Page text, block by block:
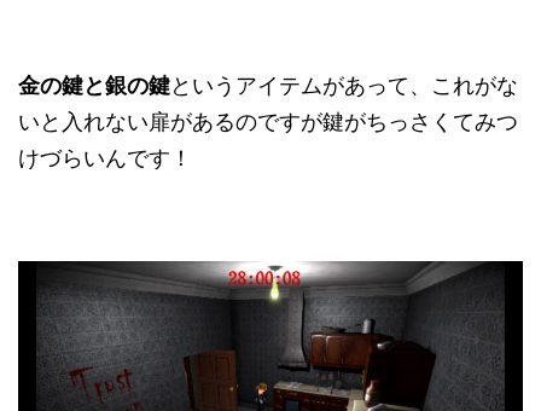
金の鍵と銀の鍵というアイテムがあって、これがな
いと入れない扉があるのですが鍵がちっさくてみつ
けづらいんです！